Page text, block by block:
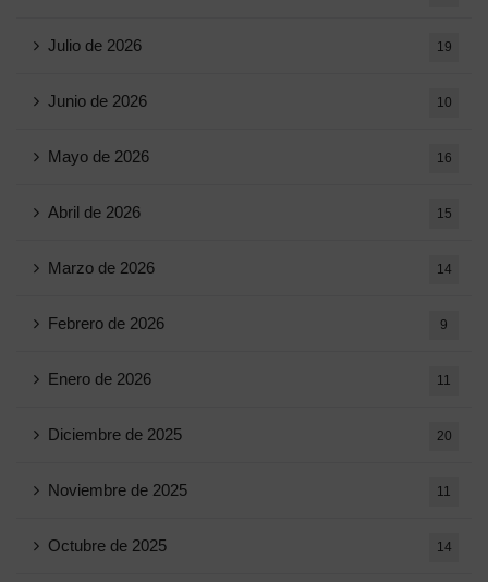
Julio de 2026 19
Junio ​​de 2026 10
Mayo de 2026 16
Abril de 2026 15
Marzo de 2026 14
Febrero de 2026 9
Enero de 2026 11
Diciembre de 2025 20
Noviembre de 2025 11
Octubre de 2025 14